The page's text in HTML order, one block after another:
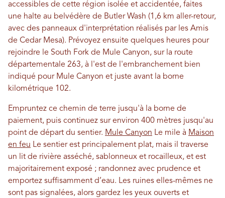
accessibles de cette région isolée et accidentée, faites
une halte au belvédère de Butler Wash (1,6 km aller-retour,
avec des panneaux d'interprétation réalisés par les Amis
de Cedar Mesa). Prévoyez ensuite quelques heures pour
rejoindre le South Fork de Mule Canyon, sur la route
départementale 263, à l'est de l'embranchement bien
indiqué pour Mule Canyon et juste avant la borne
kilométrique 102.
Empruntez ce chemin de terre jusqu'à la borne de
paiement, puis continuez sur environ 400 mètres jusqu'au
point de départ du sentier. Mule Canyon Le mile à Maison
en feu Le sentier est principalement plat, mais il traverse
un lit de rivière asséché, sablonneux et rocailleux, et est
majoritairement exposé ; randonnez avec prudence et
emportez suffisamment d’eau. Les ruines elles-mêmes ne
sont pas signalées, alors gardez les yeux ouverts et